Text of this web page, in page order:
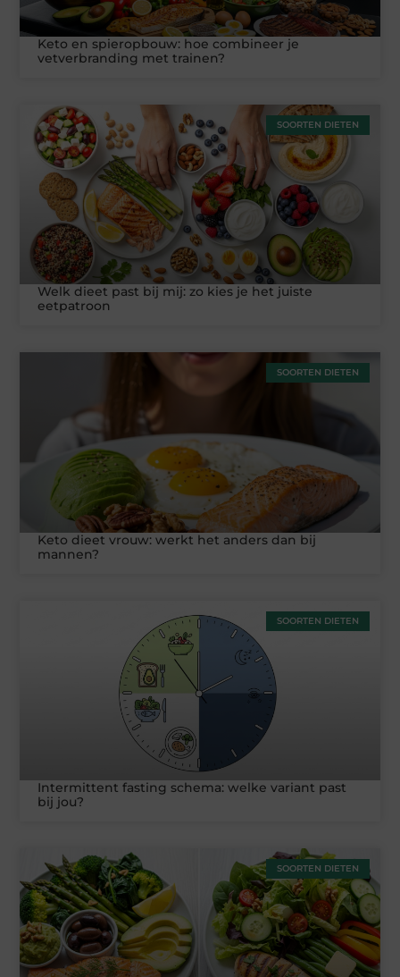
Keto en spieropbouw: hoe combineer je
vetverbranding met trainen?
SOORTEN DIETEN
Welk dieet past bij mij: zo kies je het juiste
eetpatroon
SOORTEN DIETEN
Keto dieet vrouw: werkt het anders dan bij
mannen?
SOORTEN DIETEN
Intermittent fasting schema: welke variant past
bij jou?
SOORTEN DIETEN